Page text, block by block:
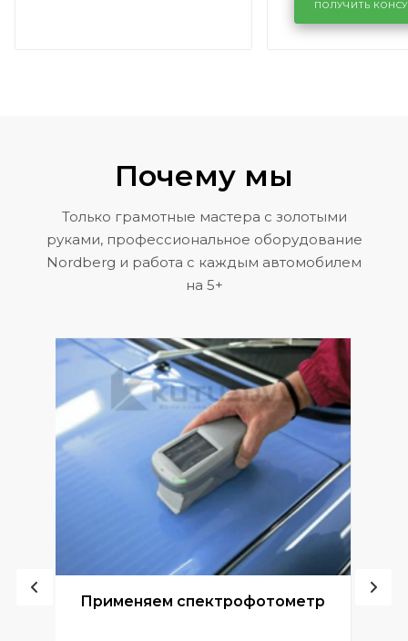
районе
Volkswagen
ПОЛУЧИТЬ
Почему мы
Только грамотные мастера с золотыми
руками, профессиональное оборудование
Nordberg и работа с каждым автомобилем
на 5+
Применяем спектрофотометр